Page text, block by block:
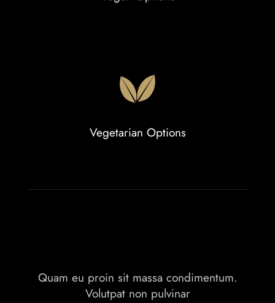
Vegetarian Options
Quam eu proin sit massa condimentum.
Volutpat non pulvinar